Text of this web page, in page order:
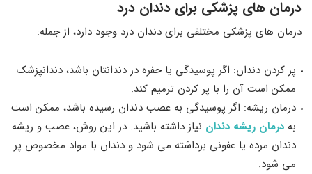
درمان ‌های پزشکی برای دندان درد
درمان ‌های پزشکی مختلفی برای دندان درد وجود دارد، از جمله:
پر کردن دندان: اگر پوسیدگی یا حفره در دندانتان باشد، دندانپزشک
ممکن است آن را با پر کردن ترمیم کند.
درمان ریشه: اگر پوسیدگی به عصب دندان رسیده باشد، ممکن است
به درمان ریشه دندان نیاز داشته باشید. در این روش، عصب و ریشه
دندان مرده یا عفونی برداشته می ‌شود و دندان با مواد مخصوص پر
می‌ شود.